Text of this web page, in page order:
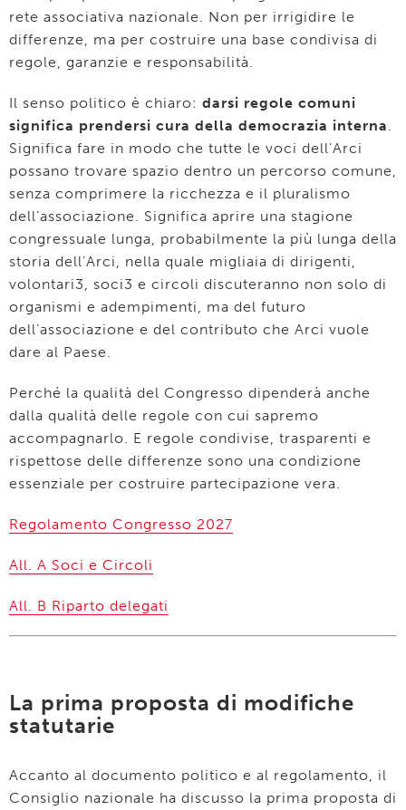
rete associativa nazionale. Non per irrigidire le
differenze, ma per costruire una base condivisa di
regole, garanzie e responsabilità.
Il senso politico è chiaro: darsi regole comuni
significa prendersi cura della democrazia interna
Significa fare in modo che tutte le voci dell’Arci
possano trovare spazio dentro un percorso comune,
senza comprimere la ricchezza e il pluralismo
dell’associazione. Significa aprire una stagione
congressuale lunga, probabilmente la più lunga della
storia dell’Arci, nella quale migliaia di dirigenti,
volontari3, soci3 e circoli discuteranno non solo di
organismi e adempimenti, ma del futuro
dell’associazione e del contributo che Arci vuole
dare al Paese.
Perché la qualità del Congresso dipenderà anche
dalla qualità delle regole con cui sapremo
accompagnarlo. E regole condivise, trasparenti e
rispettose delle differenze sono una condizione
essenziale per costruire partecipazione vera.
Regolamento Congresso 2027
All. A Soci e Circoli
All. B Riparto delegati
La prima proposta di modifiche
statutarie
Accanto al documento politico e al regolamento, il
Consiglio nazionale ha discusso la prima proposta di